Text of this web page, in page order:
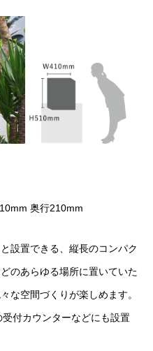
奥行210mm
設置できる、縦長のコンパク
のあらゆる場所に置いていた
な空間づくりが楽しめます。
付カウンターなどにも設置